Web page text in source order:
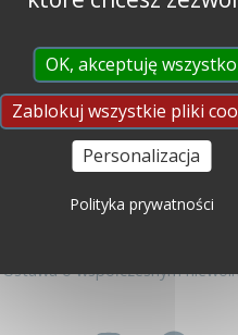
Libéron
Najczęściej zadawane
Ustawa o współczesnym
OK, akceptuję wszystko
Zablokuj wszystkie pliki
Personalizacja
Polityka prywatności